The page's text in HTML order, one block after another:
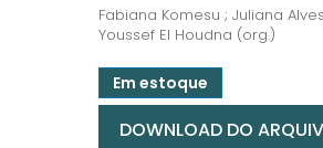
Fabiana Komesu ; Juliana
Youssef El Houdna (org.)
Em estoque
DOWNLOAD DO